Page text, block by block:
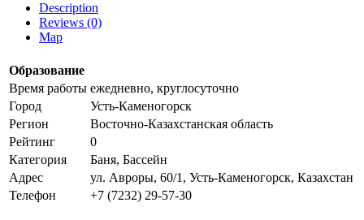
Description
Reviews (0)
Map
Образование
Время работы ежедневно, круглосуточно
Город
Усть-Каменогорск
Регион
Восточно-Казахстанская область
Рейтинг
0
Категория
Баня, Бассейн
Адрес
ул. Авроры, 60/1, Усть-Каменогорск, Казахстан
Телефон
+7 (7232) 29-57-30